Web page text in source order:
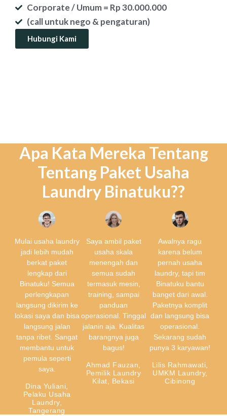
Corporate / Umum = Rp 30.000.000
(call untuk nego & pengaturan)
Hubungi Kami
Apa Kata Mereka Tentang
Tentang Paket Usaha
Laundry Binatuku??
Mulai usaha laundry
jadi lebih mudah
berkat paket
lengkap dari
Binatuku! Semua
perlengkapan
langsung dikirim ke
lokasi saya dan bisa
langsung jalan
tanpa ribet. Sangat
membantu untuk
pemula seperti
saya.
Dina Yuliani,
Pelaku Usaha
Laundry,
Tangerang
Saya ambil paket
usaha skala
menengah dan
semua sudah
termasuk mesin,
training, sampai
panduan
operasional. Tinggal
jalanin aja. Kualitas
barangnya juga
bagus!
Ahmad Fauzan,
Pemilik Laundry
Kilat, Bekasi
Awalnya ragu
karena belum
pernah usaha
laundry, tapi tim
Binatuku bantu
banget dari awal.
Paketnya komplit
dan langsung bisa
operasional.
Sekarang sudah
punya 3 karyawan!
Lilis Rahmawati,
UMKM Laundry,
Cibinong